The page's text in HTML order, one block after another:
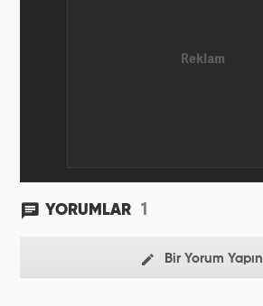
YORUMLAR 1
Bir Yorum Yapın